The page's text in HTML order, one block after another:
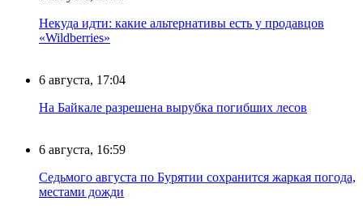
Некуда идти: какие альтернативы есть у продавцов
«Wildberries»
6 августа, 17:04
На Байкале разрешена вырубка погибших лесов
6 августа, 16:59
Седьмого августа по Бурятии сохранится жаркая погода,
местами дожди